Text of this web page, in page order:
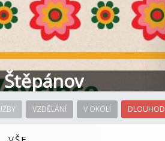
Štěpánov
VZDĚLÁNÍ V OKOLÍ